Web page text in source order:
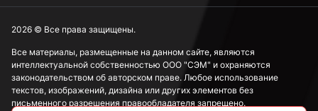
Все материалы, размещенные на данном сайте, являются
интеллектуальной собственностью ООО "СЭМ" и охраняются
законодательством об авторском праве. Любое использование
текстов, изображений, дизайна или других элементов без
письменного разрешения правообладателя запрещено.
2026 © Все права защищены.